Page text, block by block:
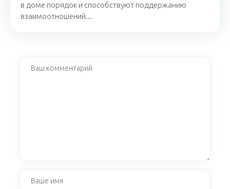
в доме порядок и способствуют поддержанию
взаимоотношений...